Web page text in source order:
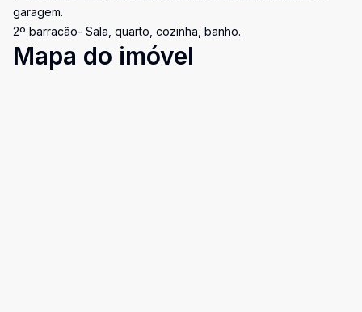
garagem.
2º barracão- Sala, quarto, cozinha, banho.
Mapa do imóvel